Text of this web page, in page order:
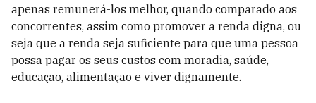
apenas remunerá-los melhor, quando comparado aos
concorrentes, assim como promover a renda digna, ou
seja que a renda seja suficiente para que uma pessoa
possa pagar os seus custos com moradia, saúde,
educação, alimentação e viver dignamente.